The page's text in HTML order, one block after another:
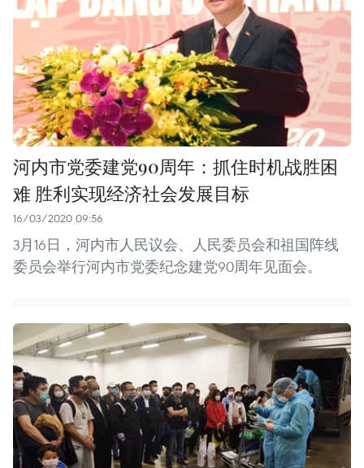
河内市党委建党90周年：抓住时机战胜困
难 胜利实现经济社会发展目标
16/03/2020 09:56
3月16日，河内市人民议会、人民委员会和祖国阵线
委员会举行河内市党委纪念建党90周年见面会。